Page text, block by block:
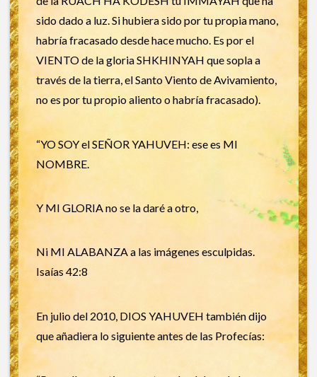
sido dado a luz. Si hubiera sido por tu propia mano,
habría fracasado desde hace mucho. Es por el
VIENTO de la gloria SHKHINYAH que sopla a
través de la tierra, el Santo Viento de Avivamiento,
no es por tu propio aliento o habría fracasado).
“YO SOY el SEÑOR YAHUVEH: ese es MI
NOMBRE.
Y MI GLORIA no se la daré a otro,
Ni MI ALABANZA a las imágenes esculpidas.
Isaías 42:8
En julio del 2010, DIOS YAHUVEH también dijo
que añadiera lo siguiente antes de las Profecías: